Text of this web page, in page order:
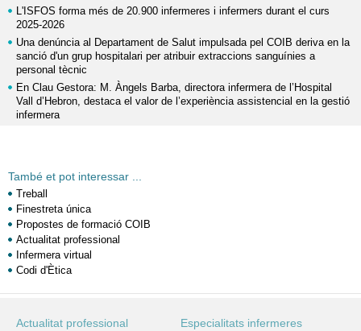
L'ISFOS forma més de 20.900 infermeres i infermers durant el curs
2025-2026
Una denúncia al Departament de Salut impulsada pel COIB deriva en la
sanció d'un grup hospitalari per atribuir extraccions sanguínies a
personal tècnic
En Clau Gestora: M. Àngels Barba, directora infermera de l’Hospital
Vall d’Hebron, destaca el valor de l’experiència assistencial en la gestió
infermera
També et pot interessar ...
Treball
Finestreta única
Propostes de formació COIB
Actualitat professional
Infermera virtual
Codi d'Ètica
Actualitat professional Especialitats infermeres